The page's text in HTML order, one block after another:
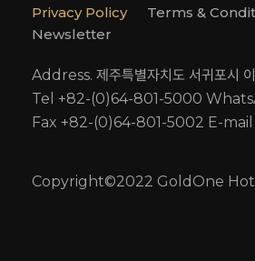
Privacy Policy Terms &
Newsletter
Address. 제주특별자치도 서귀포시
Tel +82-(0)64-801-5000
Fax +82-(0)64-801-5002 E-
Copyright©2022 GoldOne